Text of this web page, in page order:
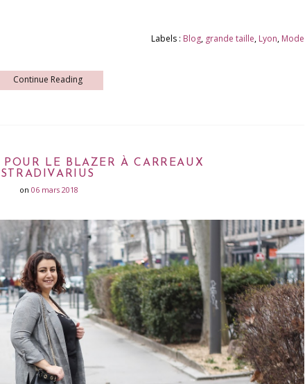
Labels : Blog, grande taille, Lyon, Mode
Continue Reading
POUR LE BLAZER À CARREAUX
STRADIVARIUS
on 06 mars 2018